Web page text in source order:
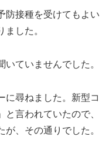
防接種を受けてもよい
した。
ていませんでした。
に尋ねました。新型コ
言われていたので、
、その通りでした。